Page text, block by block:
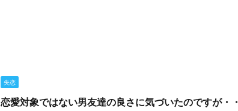
失恋
恋愛対象ではない男友達の良さに気づいたのですが・・